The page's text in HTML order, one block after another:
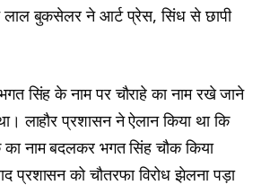
बुकसेलर ने आर्ट प्रेस, सिंध से छापी
सिंह के नाम पर चौराहे का नाम रखे जाने
लाहौर प्रशासन ने ऐलान किया था कि
नाम बदलकर भगत सिंह चौक किया
प्रशासन को चौतरफा विरोध झेलना पड़ा